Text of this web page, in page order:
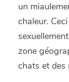
un
chaleur.
zone
chats et des